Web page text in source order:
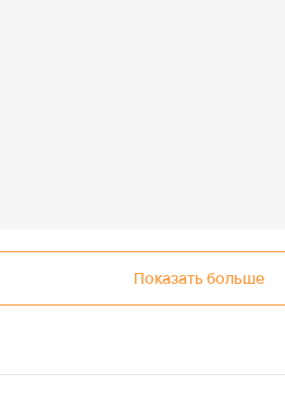
Показать больше